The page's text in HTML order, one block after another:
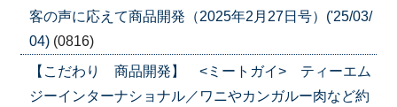
客の声に応えて商品開発（2025年2月27日号）('25/03/
04) (0816)
【こだわり 商品開発】 <ミートガイ> ティーエム
ジーインターナショナル／ワニやカンガルー肉など約